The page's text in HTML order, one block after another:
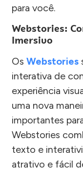
para você.
Webstories:
Imersivo
Os Webstories
interativa de
experiência
uma nova
importantes
Webstories
texto e
atrativo e fácil